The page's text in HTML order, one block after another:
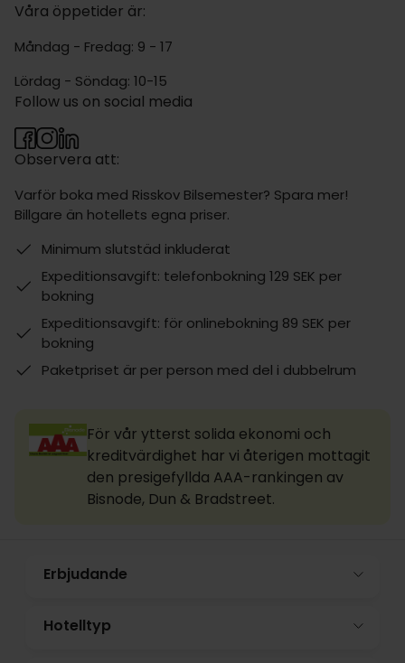
Våra öppetider är:
Måndag - Fredag: 9 - 17
Lördag - Söndag: 10-15
Observera att:
Varför boka med Risskov Bilsemester? Spara mer!
Billgare än hotellets egna priser.
Minimum slutstäd inkluderat
Expeditionsavgift: telefonbokning 129 SEK per
bokning
Expeditionsavgift: för onlinebokning 89 SEK per
bokning
Paketpriset är per person med del i dubbelrum
Follow us on social media
För vår ytterst solida ekonomi och
kreditvärdighet har vi återigen mottagit
den presigefyllda AAA-rankingen av
Bisnode, Dun & Bradstreet.
Erbjudande
Hotelltyp